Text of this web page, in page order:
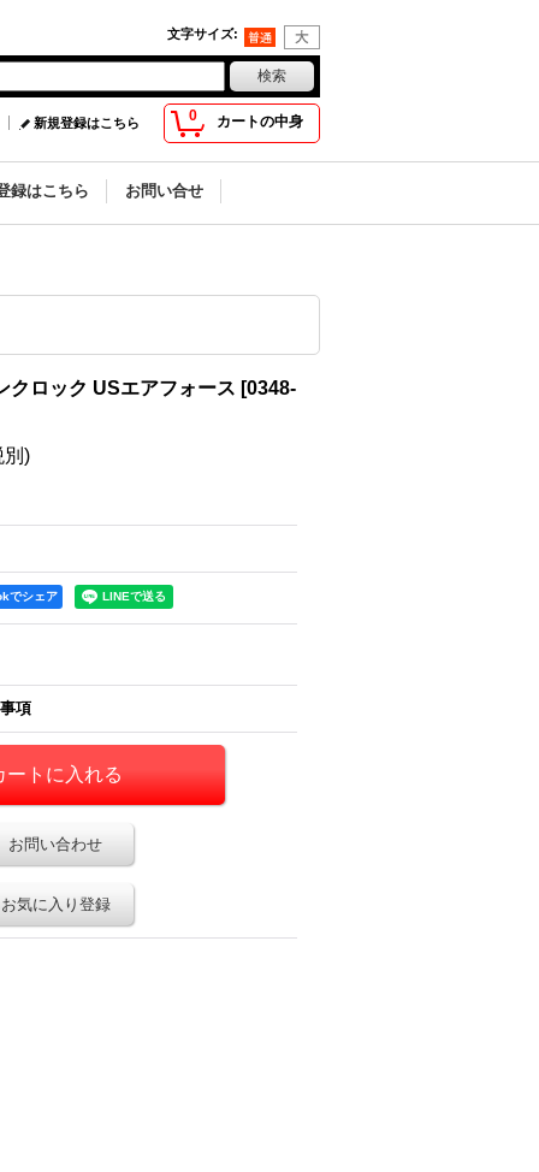
文字サイズ:
0 カートの中身
新規登録はこちら
録はこちら お問い合せ
2,676円(税別)
(税込: 2,890円
クロック USエアフォース [0348-
別)
でシェア
項
お問い合わせ
お気に入り登録